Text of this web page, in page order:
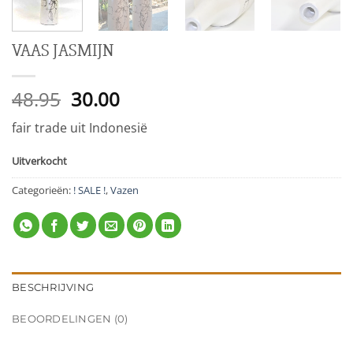
VAAS JASMIJN
48.95 Oorspronkelijke
prijs
was:
30.00Huidige
prijs
is:
fair trade uit Indonesië
Uitverkocht
Categorieën: ! SALE !,Vazen
BESCHRIJVING
BEOORDELINGEN (0)